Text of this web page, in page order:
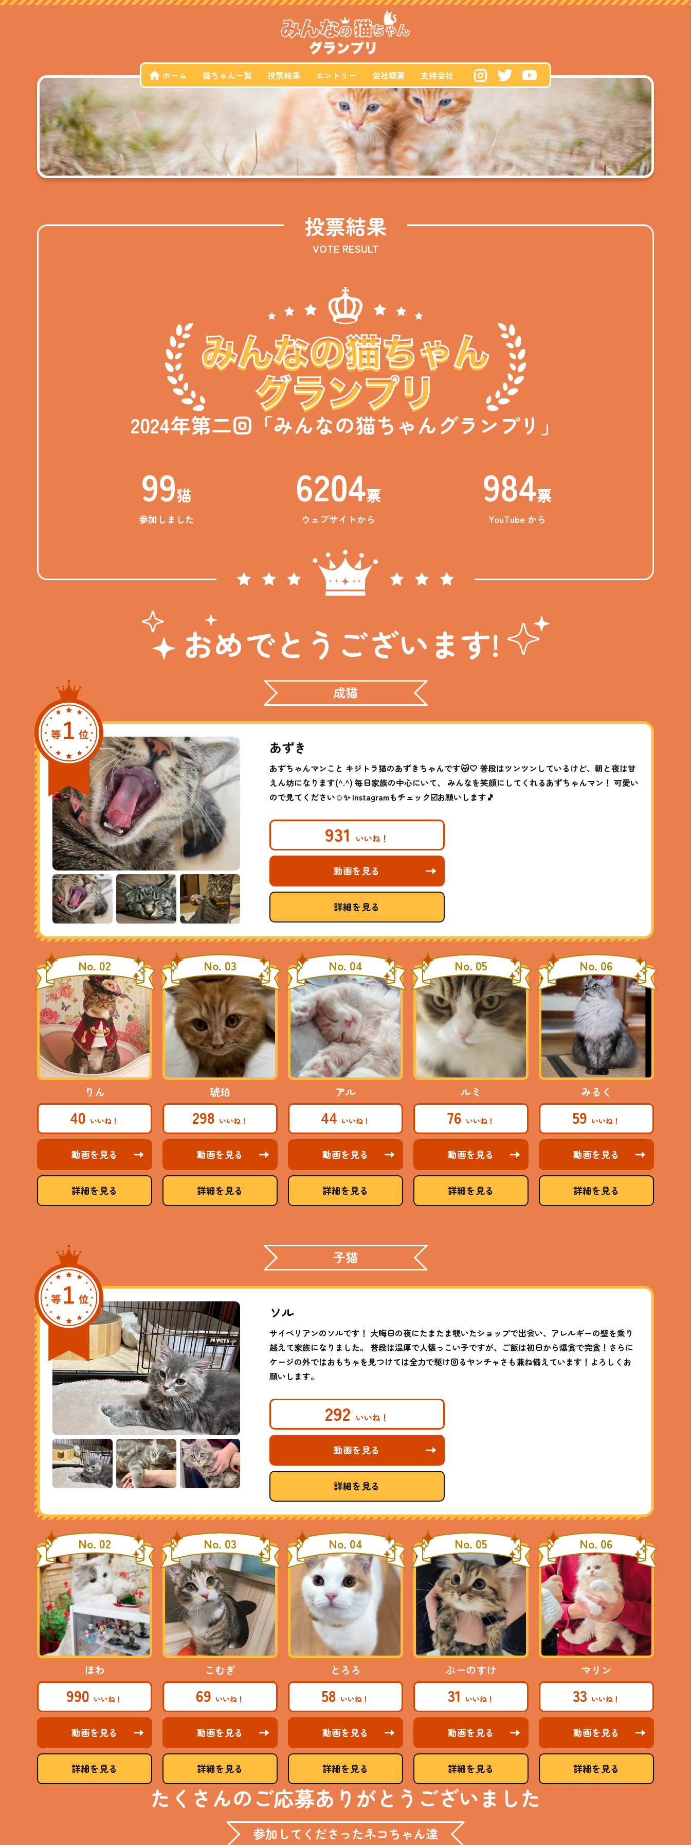
ホーム 猫ちゃん一覧 投票結果 エントリー 会社概要 支持会社
投票結果
VOTE RESULT
2024年第二回「みんなの猫ちゃんグランプリ」
99猫
参加しました
6204票
ウェブサイトから
984票
YouTube から
おめでとうございます!
成猫
あずき
あずちゃんマンこと キジトラ猫のあずきちゃんです😽🤍 普段はツンツンしているけど、朝と夜は甘
えん坊になります(^.^) 毎日家族の中心にいて、 みんなを笑顔にしてくれるあずちゃんマン！ 可愛い
ので見てください☺️✨ Instagramもチェック☑️お願いします🎵
931
動画を見る
詳細を見る
No. 02
りん
40
動画を見る
詳細を見る
No. 03
琥珀
298
動画を見る
詳細を見る
No. 04
アル
44
動画を見る
詳細を見る
No. 05
ルミ
76
動画を見る
詳細を見る
No. 06
みるく
59
動画を見る
詳細を見る
子猫
ソル
サイベリアンのソルです！ 大晦日の夜にたまたま覗いたショップで出会い、アレルギーの壁を乗り
越えて家族になりました。 普段は温厚で人懐っこい子ですが、ご飯は初日から爆食で完食！さらに
ケージの外ではおもちゃを見つけては全力で駆け回るヤンチャさも兼ね備えています！よろしくお
願いします。
292
動画を見る
詳細を見る
No. 02
ほわ
990
動画を見る
詳細を見る
No. 03
こむぎ
69
動画を見る
詳細を見る
No. 04
とろろ
58
動画を見る
詳細を見る
No. 05
ぷーのすけ
31
動画を見る
詳細を見る
No. 06
マリン
33
動画を見る
詳細を見る
たくさんのご応募ありがとうございました
参加してくださったネコちゃん達